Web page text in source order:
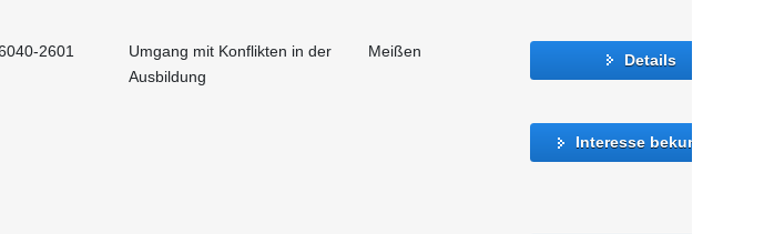
2601
Umgang mit Konflikten in der
Ausbildung
Meißen Details
Interesse bekunden